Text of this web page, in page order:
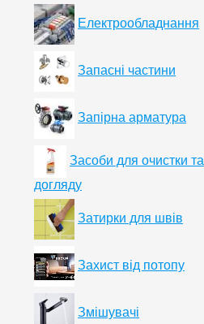
Електрообладнання
Запасні частини
Запірна арматура
Засоби для очистки та
догляду
Затирки для швів
Захист від потопу
Змішувачі